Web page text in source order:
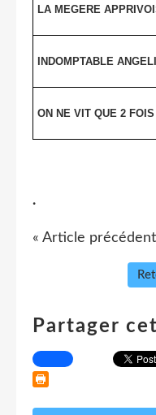
LA MEGERE
INDOMPTABLE
ON NE VIT QUE 2 FOIS
.
« Article précédent
Partager